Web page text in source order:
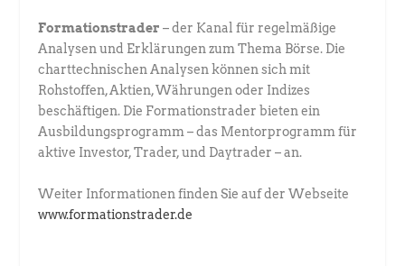
Formationstrader– der Kanal für regelmäßige
Analysen und Erklärungen zum Thema Börse. Die
charttechnischen Analysen können sich mit
Rohstoffen, Aktien, Währungen oder Indizes
beschäftigen. Die Formationstrader bieten ein
Ausbildungsprogramm – das Mentorprogramm für
aktive Investor, Trader, und Daytrader – an.
Weiter Informationen finden Sie auf der Webseite
www.formationstrader.de